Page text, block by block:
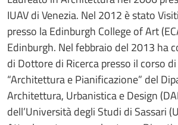
IUAV di Venezia. Nel 2012 è stato
presso la Edinburgh College of Art
Edinburgh. Nel febbraio del 2013 ha
di Dottore di Ricerca presso il corso
“Architettura e Pianificazione” del
Architettura, Urbanistica e Design
dell’Università degli Studi di Sassari